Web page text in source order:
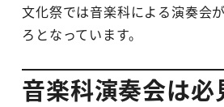
文化祭では音楽科による演奏会
ろとなっています。
音楽科演奏会は必